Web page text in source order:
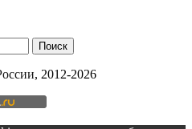
, 2012-2026